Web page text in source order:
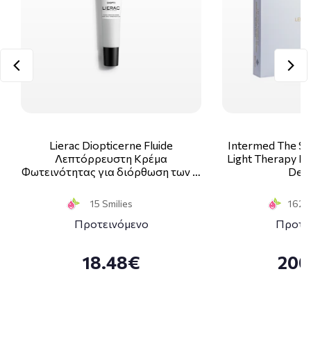
Lierac Diopticerne Fluide
Λεπτόρρευστη Κρέμα
Φωτεινότητας για διόρθωση των …
15 Smilies
Προτεινόμενο
18.48€
Intermed The
Light Therapy
162